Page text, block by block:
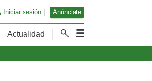
Iniciar sesión| Anúnciate
Actualidad